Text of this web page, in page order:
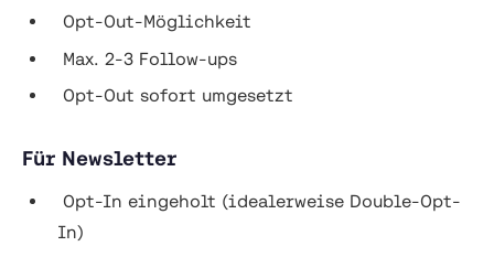
Opt-Out-Möglichkeit
Max. 2-3 Follow-ups
Opt-Out sofort umgesetzt
Für Newsletter
Opt-In eingeholt (idealerweise Double-Opt-
In)